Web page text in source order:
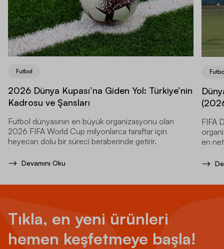
Futbol
2026 Dünya Kupası’na Giden Yol: Türkiye’nin
Kadrosu ve Şansları
Futbol dünyasının en büyük organizasyonu olan
2026 FIFA World Cup milyonlarca taraftar için
heyecan dolu bir süreci beraberinde getirir.
Devamını Oku
FIFA
en
Tıkla, en yeni ürünleri
hemen keşfetmeye başla!